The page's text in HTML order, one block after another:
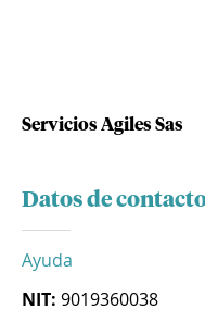
Servicios Agiles Sas
Datos de
Ayuda
NIT: 9019360038